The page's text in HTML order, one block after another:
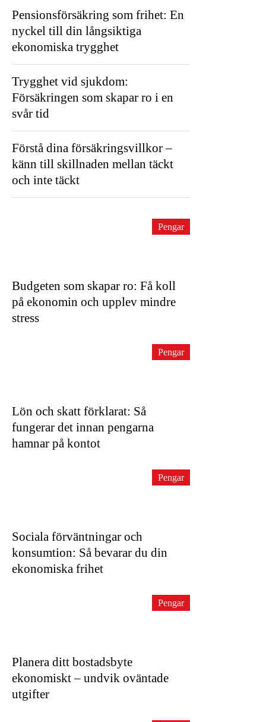
Pensionsförsäkring som frihet: En
nyckel till din långsiktiga
ekonomiska trygghet
Trygghet vid sjukdom:
Försäkringen som skapar ro i en
svår tid
Förstå dina försäkringsvillkor –
känn till skillnaden mellan täckt
och inte täckt
Budgeten som skapar ro: Få koll
på ekonomin och upplev mindre
stress
Pengar
Lön och skatt förklarat: Så
fungerar det innan pengarna
hamnar på kontot
Pengar
Sociala förväntningar och
konsumtion: Så bevarar du din
ekonomiska frihet
Pengar
Planera ditt bostadsbyte
ekonomiskt – undvik oväntade
utgifter
Pengar